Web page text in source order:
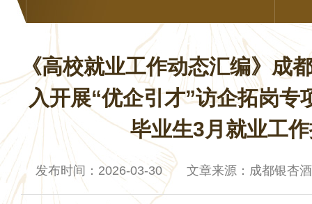
《高校就业工作动态汇编》成
入开展“优企引才”访企拓岗专
毕业生3月就业工
发布时间：2026-03-30 文章来源：成都银